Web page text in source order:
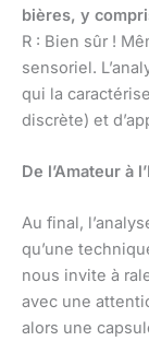
bières, y
R : Bien sûr !
sensoriel.
qui la
discrète) et
De l’Amateur à
Au final,
qu’une
nous invite à
avec une
alors une